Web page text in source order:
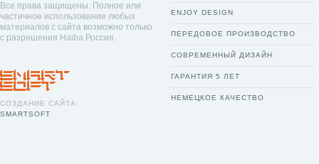
Все права защищены. Полное или
частичное использование любых
материалов с сайта возможно только
с разрешения Haiba Россия.
СОЗДАНИЕ САЙТА:
SMARTSOFT
ENJOY DESIGN
ПЕРЕДОВОЕ ПРОИЗВОДСТВО
СОВРЕМЕННЫЙ ДИЗАЙН
ГАРАНТИЯ 5 ЛЕТ
НЕМЕЦКОЕ КАЧЕСТВО